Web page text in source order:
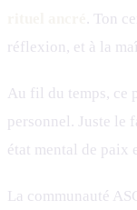
. Ton
réflexion, et à la
Au fil du temps, ce
personnel. Juste le
état mental de paix
La communauté